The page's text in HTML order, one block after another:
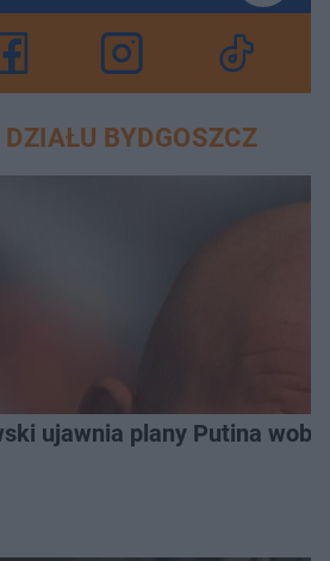
BYDGOSZCZ
ujawnia plany Putina